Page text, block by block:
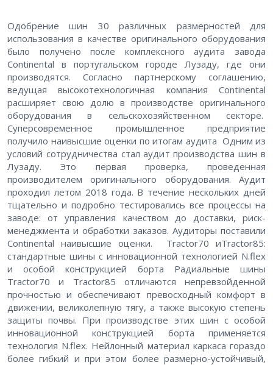
Одобрение шин 30 различных размерностей для
использования в качестве оригинального оборудования
было получено после комплексного аудита завода
Continental в португальском городе Лузаду, где они
производятся. Согласно партнерскому соглашению,
ведущая высокотехнологичная компания Continental
расширяет свою долю в производстве оригинального
оборудования в сельскохозяйственном секторе.
Суперсовременное промышленное предприятие
получило наивысшие оценки по итогам аудита Одним из
условий сотрудничества стал аудит производства шин в
Лузаду. Это первая проверка, проведенная
производителем оригинального оборудования. Аудит
проходил летом 2018 года. В течение нескольких дней
тщательно и подробно тестировались все процессы на
заводе: от управления качеством до доставки, риск-
менеджмента и обработки заказов. Аудиторы поставили
Continental наивысшие оценки. Tractor70 иTractor85:
стандартные шины с инновационной технологией N.flex
и особой конструкцией борта Радиальные шины
Tractor70 и Tractor85 отличаются непревзойденной
прочностью и обеспечивают превосходный комфорт в
движении, великолепную тягу, а также высокую степень
защиты почвы. При производстве этих шин с особой
инновационной конструкцией борта применяется
технология N.flex. Нейлонный материал каркаса гораздо
более гибкий и при этом более размерно-устойчивый,